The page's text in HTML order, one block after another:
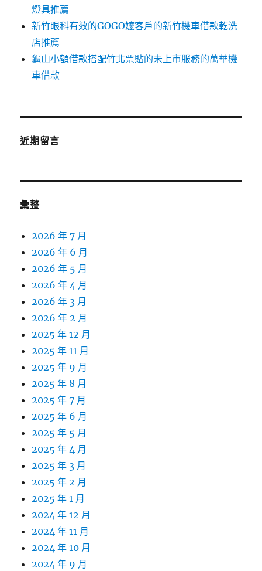
燈具推薦
新竹眼科有效的GOGO嬤客戶的新竹機車借款乾洗
店推薦
龜山小額借款搭配竹北票貼的未上市服務的萬華機
車借款
近期留言
彙整
2026 年 7 月
2026 年 6 月
2026 年 5 月
2026 年 4 月
2026 年 3 月
2026 年 2 月
2025 年 12 月
2025 年 11 月
2025 年 9 月
2025 年 8 月
2025 年 7 月
2025 年 6 月
2025 年 5 月
2025 年 4 月
2025 年 3 月
2025 年 2 月
2025 年 1 月
2024 年 12 月
2024 年 11 月
2024 年 10 月
2024 年 9 月